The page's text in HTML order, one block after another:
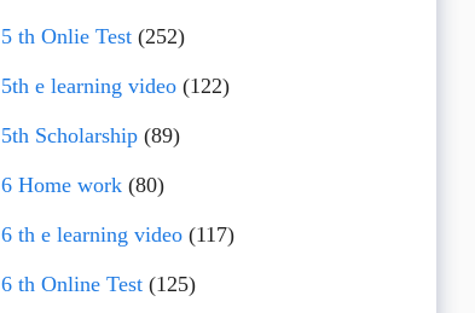
5 th Onlie Test(252)
5th e learning video(122)
5th Scholarship(89)
6 Home work(80)
6 th e learning video(117)
6 th Online Test(125)